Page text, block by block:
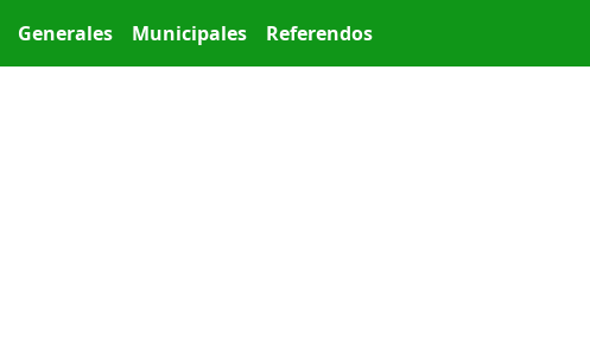
Generales Municipales Referendos